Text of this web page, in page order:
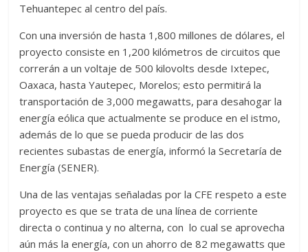
Tehuantepec al centro del país.
Con una inversión de hasta 1,800 millones de dólares, el
proyecto consiste en 1,200 kilómetros de circuitos que
correrán a un voltaje de 500 kilovolts desde Ixtepec,
Oaxaca, hasta Yautepec, Morelos; esto permitirá la
transportación de 3,000 megawatts, para desahogar la
energía eólica que actualmente se produce en el istmo,
además de lo que se pueda producir de las dos
recientes subastas de energía, informó la Secretaría de
Energía (SENER).
Una de las ventajas señaladas por la CFE respeto a este
proyecto es que se trata de una línea de corriente
directa o continua y no alterna, con lo cual se aprovecha
aún más la energía, con un ahorro de 82 megawatts que